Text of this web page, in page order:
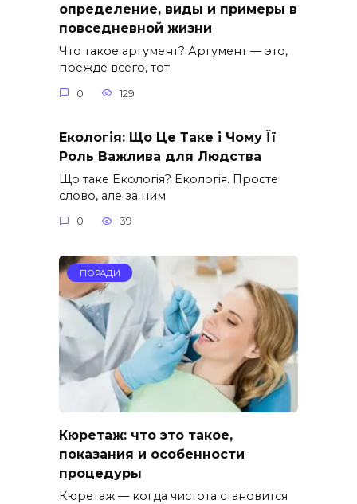
определение, виды и примеры в
повседневной жизни
Что такое аргумент? Аргумент — это,
прежде всего, тот
0 129
Екологія: Що Це Таке і Чому Її
Роль Важлива для Людства
Що таке Екологія? Екологія. Просте
слово, але за ним
0 39
ПОРАДИ
Кюретаж: что это такое,
показания и особенности
процедуры
Кюретаж — когда чистота становится